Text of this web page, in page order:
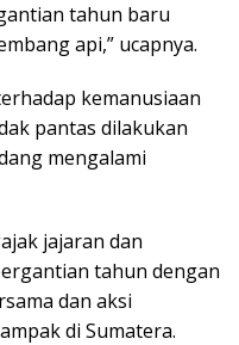
tahun baru
api,” ucapnya.
kemanusiaan
pantas dilakukan
mengalami
jajaran dan
tahun dengan
dan aksi
di Sumatera.